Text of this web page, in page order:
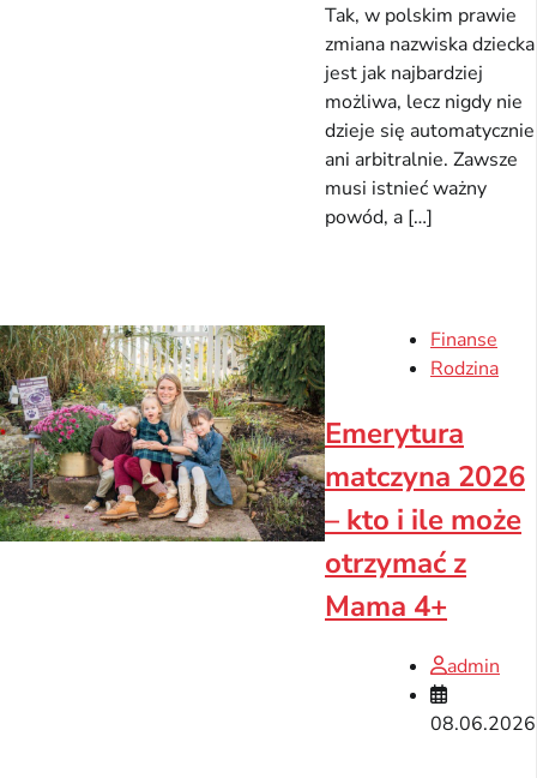
Tak, w polskim prawie
zmiana nazwiska dziecka
jest jak najbardziej
możliwa, lecz nigdy nie
dzieje się automatycznie
ani arbitralnie. Zawsze
musi istnieć ważny
powód, a […]
Finanse
Rodzina
Emerytura
matczyna 2026
– kto i ile może
otrzymać z
Mama 4+
admin
08.06.2026